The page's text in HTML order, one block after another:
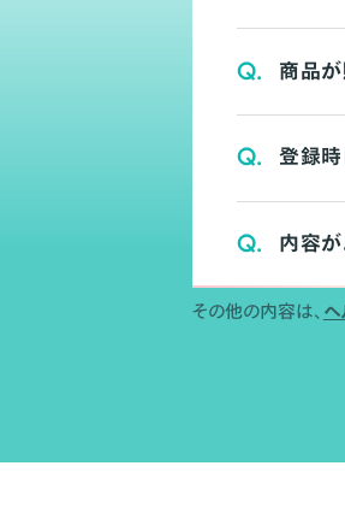
Q. 商品が
Q. 登録時
Q. 内容が
その他の内容は、 ヘ